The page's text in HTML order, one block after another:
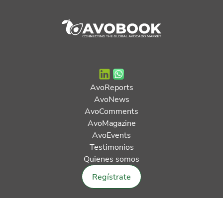
AvoReports
AvoNews
AvoComments
AvoMagazine
AvoEvents
Testimonios
Quienes somos
Regístrate